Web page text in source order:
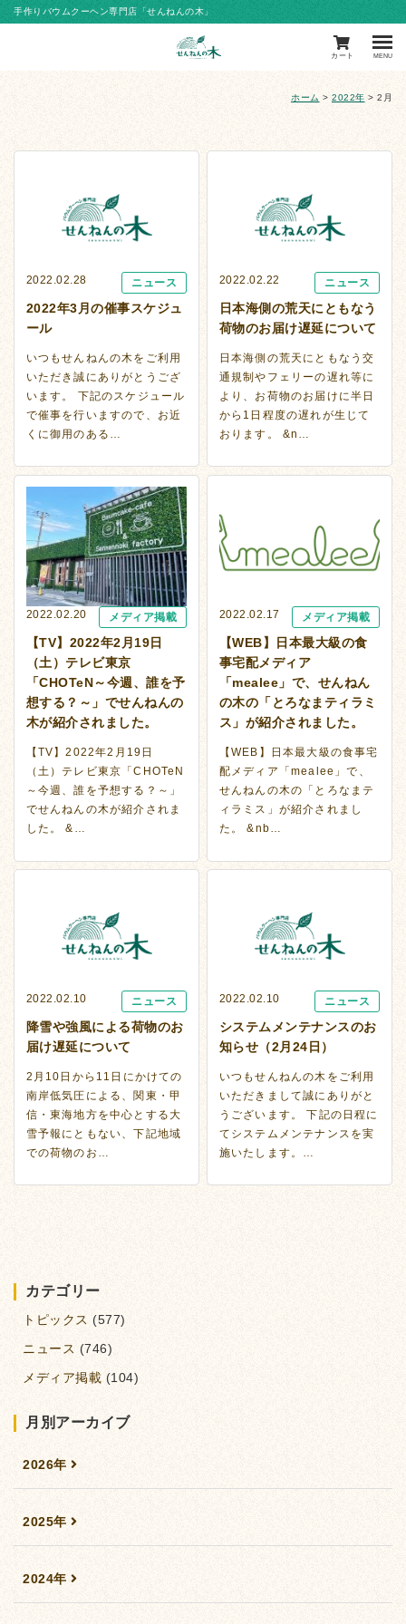
手作りバウムクーヘン専門店「せんねんの木」
カート MENU
ホーム > 2022年 > 2月
2022.02.28 ニュース
2022年3月の催事スケジュ
ール
いつもせんねんの木をご利用
いただき誠にありがとうござ
います。 下記のスケジュール
で催事を行いますので、お近
くに御用のある…
2022.02.22 ニュース
日本海側の荒天にともなう
荷物のお届け遅延について
日本海側の荒天にともなう交
通規制やフェリーの遅れ等に
より、お荷物のお届けに半日
から1日程度の遅れが生じて
おります。 &n…
2022.02.20 メディア掲載
【TV】2022年2月19日
（土）テレビ東京
「CHOTeN～今週、誰を予
想する？～」でせんねんの
木が紹介されました。
【TV】2022年2月19日
（土）テレビ東京「CHOTeN
～今週、誰を予想する？～」
でせんねんの木が紹介されま
した。 &…
2022.02.17 メディア掲載
【WEB】日本最大級の食
事宅配メディア
「mealee」で、せんねん
の木の「とろなまティラミ
ス」が紹介されました。
【WEB】日本最大級の食事宅
配メディア「mealee」で、
せんねんの木の「とろなまテ
ィラミス」が紹介されまし
た。 &nb…
2022.02.10 ニュース
降雪や強風による荷物のお
届け遅延について
2月10日から11日にかけての
南岸低気圧による、関東・甲
信・東海地方を中心とする大
雪予報にともない、下記地域
での荷物のお…
2022.02.10 ニュース
システムメンテナンスのお
知らせ（2月24日）
いつもせんねんの木をご利用
いただきまして誠にありがと
うございます。 下記の日程に
てシステムメンテナンスを実
施いたします。…
カテゴリー
トピックス (577)
ニュース (746)
メディア掲載 (104)
月別アーカイブ
2026年
2025年
2024年